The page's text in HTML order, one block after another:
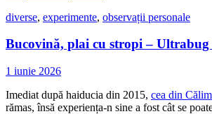
diverse, experimente, observații personale
Bucovină, plai cu stropi – Ultrabug
1 iunie 2026
Imediat după haiducia din 2015, cea din
rămas, însă experiența-n sine a fost cât se